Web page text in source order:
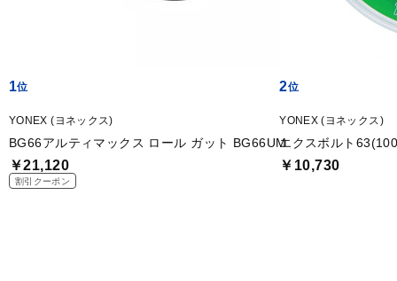
1
YONEX (ヨネックス)
BG66アルティマックス ロール ガット BG66UM
￥21,120
割引クーポン
2
YONEX (ヨネックス)
エクスボルト
￥10,730